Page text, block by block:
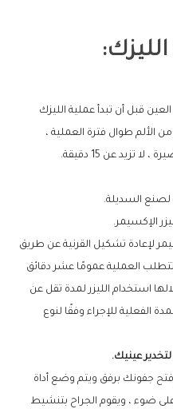
قبل أن تبدأ عملية الليزك
طوال فترة العملية ،
تزيد عن 15 دقيقة.
لصنع السديلة.
الإكسيمر.
لإعادة تشكيل القرنية عن طريق
العملية عمومًا عشر دقائق
استخدام الليزر لمدة تقل عن
الفعلية للإجراء وفقًا لنوع
عينيك.
فتح جفونك برفق ويتم وضع أداة
ضوء ، ويقوم الجراح بتنشيط